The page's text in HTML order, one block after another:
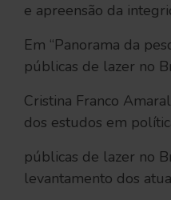
e apreensão da
Em “Panorama da
públicas de lazer no
Cristina Franco
dos estudos em
públicas de lazer no
levantamento dos